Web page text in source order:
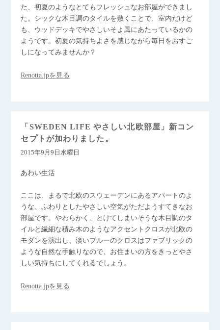
た、初夏のようなとてもフレッシュなお部屋ができまし
た。シックな木目調のタイルを敷くことで、室内だけど
も、ウッドデッキでやさしいそよ風にあたっているかの
ようです。初夏の気持ちよさを感じながら毎日をおすご
しになってみませんか？
Renotta.jpを見る
「SWEDEN LIFE やさしい北欧部屋」新コン
セプトが加わりました。
2015年9月9日水曜日
あわい生活
ここは、まるで北欧のスウェーデンにあるアパートのよ
うな、ふわりとしたやさしい空気がただようすてきなお
部屋です。やわらかく、とけてしまいそうな木目調のタ
イルと繊細な積み木のようなアクセントクロスが北欧の
モダンを演出し、淡いブルーのクロスはファブリックの
ような自然な手触りなので、お住まいの方をきっとやさ
しい気持ちにしてくれるでしょう。
Renotta.jpを見る